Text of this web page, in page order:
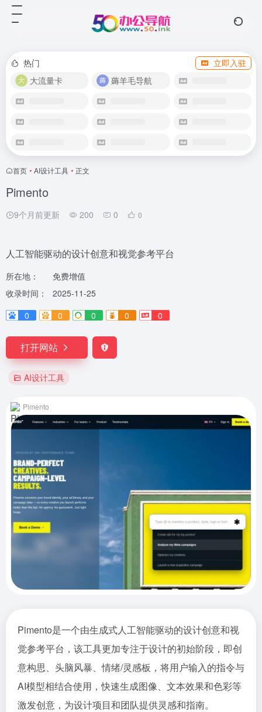
热门
立即入驻
大流量卡
薅羊毛导航
首页 • AI设计工具 • 正文
Pimento
9个月前更新 200 0 0
人工智能驱动的设计创意和视觉参考平台
所在地：
免费增值
收录时间：
2025-11-25
0
0 0 0 0
打开网站
AI设计工具
Pimento
Pimento是一个由生成式人工智能驱动的设计创意和视
觉参考平台，该工具更加专注于设计的初始阶段，即创
意构思、头脑风暴、情绪/灵感板，将用户输入的指令与
AI模型相结合使用，快速生成图像、文本效果和色彩等
激发创意，为设计项目和团队提供灵感和指南。